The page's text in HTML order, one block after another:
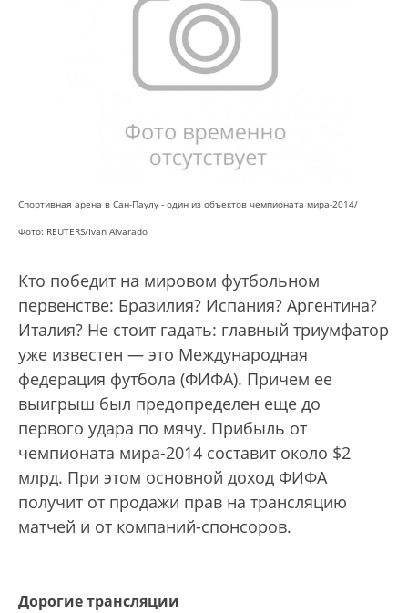
Спортивная арена в Сан-Паулу - один из объектов чемпионата мира-2014/
Фото: REUTERS/Ivan Alvarado
Кто победит на мировом футбольном
первенстве: Бразилия? Испания? Аргентина?
Италия? Не стоит гадать: главный триумфатор
уже известен — это Международная
федерация футбола (ФИФА). Причем ее
выигрыш был предопределен еще до
первого удара по мячу. Прибыль от
чемпионата мира-2014 составит около $2
млрд. При этом основной доход ФИФА
получит от продажи прав на трансляцию
матчей и от компаний-спонсоров.
Дорогие трансляции